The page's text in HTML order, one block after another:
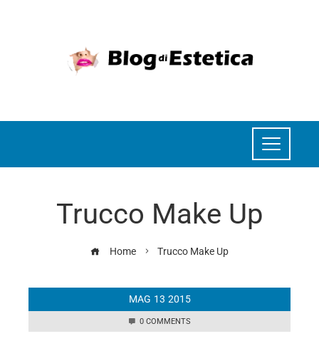
Trucco Make Up
Home Trucco Make Up
MAG 13 2015
0 COMMENTS